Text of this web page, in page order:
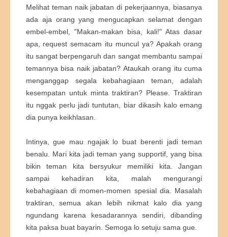
Melihat teman naik jabatan di pekerjaannya, biasanya
ada aja orang yang mengucapkan selamat dengan
embel-embel, "Makan-makan bisa, kali!" Atas dasar
apa, request semacam itu muncul ya? Apakah orang
itu sangat berpengaruh dan sangat membantu sampai
temannya bisa naik jabatan? Ataukah orang itu cuma
menganggap segala kebahagiaan teman, adalah
kesempatan untuk minta traktiran? Please. Traktiran
itu nggak perlu jadi tuntutan, biar dikasih kalo emang
dia punya keikhlasan.
Intinya, gue mau ngajak lo buat berenti jadi teman
benalu. Mari kita jadi teman yang supportif, yang bisa
bikin teman kita bersyukur memiliki kita. Jangan
sampai kehadiran kita, malah mengurangi
kebahagiaan di momen-momen spesial dia. Masalah
traktiran, semua akan lebih nikmat kalo dia yang
ngundang karena kesadarannya sendiri, dibanding
kita paksa buat bayarin. Semoga lo setuju sama gue.